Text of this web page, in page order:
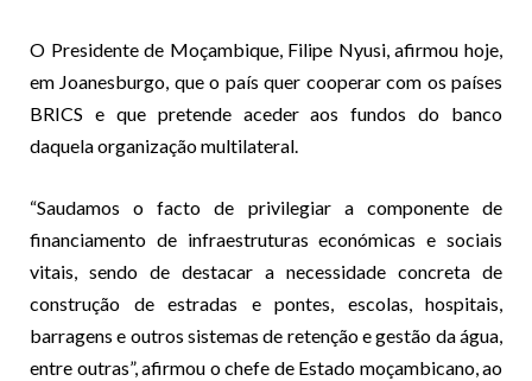
O Presidente de Moçambique, Filipe Nyusi, afirmou hoje,
em Joanesburgo, que o país quer cooperar com os países
BRICS e que pretende aceder aos fundos do banco
daquela organização multilateral.
“Saudamos o facto de privilegiar a componente de
financiamento de infraestruturas económicas e sociais
vitais, sendo de destacar a necessidade concreta de
construção de estradas e pontes, escolas, hospitais,
barragens e outros sistemas de retenção e gestão da água,
entre outras”, afirmou o chefe de Estado moçambicano, ao